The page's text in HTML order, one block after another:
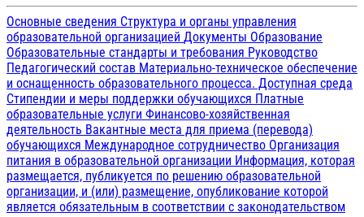
Основные сведения Структура и органы управления
образовательной организацией Документы Образование
Образовательные стандарты и требования Руководство
Педагогический состав Материально-техническое обеспечение
и оснащенность образовательного процесса. Доступная среда
Стипендии и меры поддержки обучающихся Платные
образовательные услуги Финансово-хозяйственная
деятельность Вакантные места для приема (перевода)
обучающихся Международное сотрудничество Организация
питания в образовательной организации Информация, которая
размещается, публикуется по решению образовательной
организации, и (или) размещение, опубликование которой
является обязательным в соответствии с законодательством